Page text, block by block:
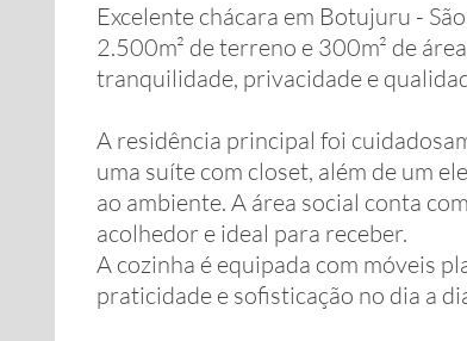
Excelente chácara em Botujuru -
2.500m² de terreno e 300m² de
tranquilidade, privacidade e
A residência principal foi
uma suíte com closet, além de um
ao ambiente. A área social conta
acolhedor e ideal para receber.
A cozinha é equipada com móveis
praticidade e sofisticação no dia a